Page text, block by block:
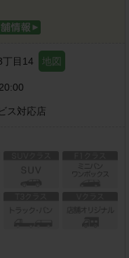
丁目14 地図
ス対応店